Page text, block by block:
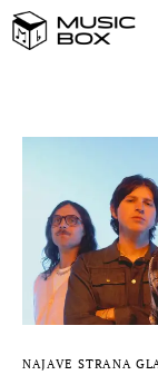
FILM
NAJAVE STRANA